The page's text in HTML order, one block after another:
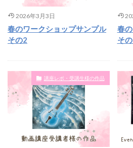
2026年3月3日
春のワークショップサンプル
その2
春
そ
講座レポ・受講生様の作品